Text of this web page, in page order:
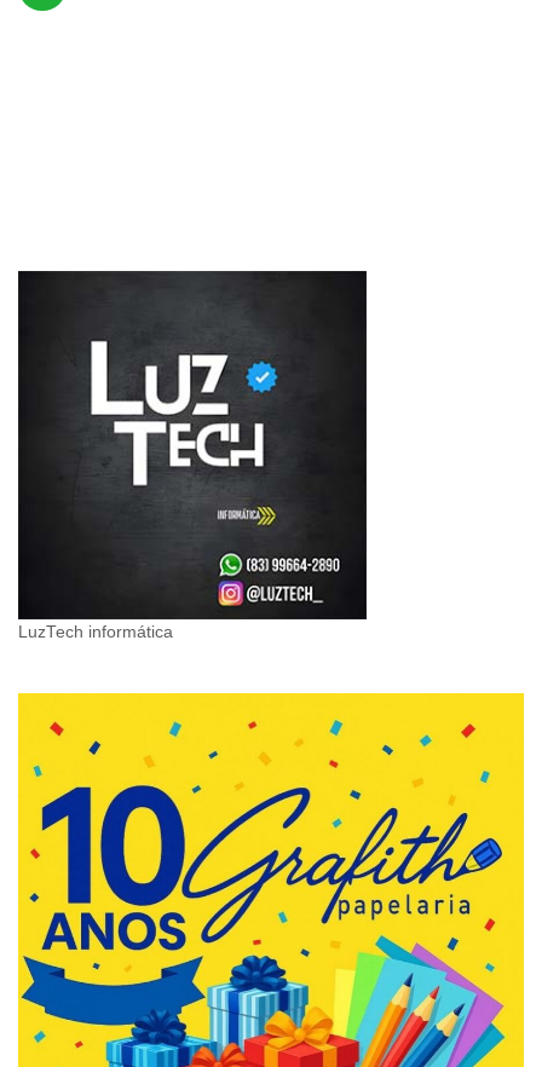
LuzTech informática